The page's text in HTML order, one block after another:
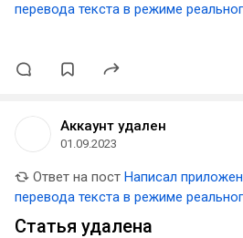
перевода текста в режиме
Аккаунт удален
01.09.2023
Ответ на пост Написал
перевода текста в режиме
видео и прочем
Статья удалена